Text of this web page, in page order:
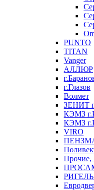
PUNTO
TITAN
Vanger
АЛЛЮР
г.Глазов
Волмет
ЗЕНИТ
КЭМЗ
КЭМЗ
VIRO
Прочие,
ПРОСАМ
РИГЕЛЬ